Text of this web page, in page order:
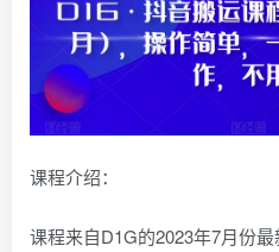
课程介绍：
课程来自D1G的2023年7月份